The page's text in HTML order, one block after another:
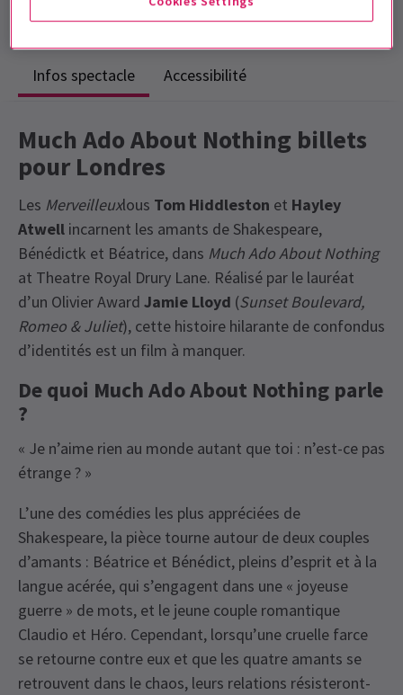
Les critiques considèrent fortement cette émission
Infos spectacle Accessibilité
Much Ado About Nothing billets
pour Londres
Les Merveilleuxlous Tom Hiddleston et Hayley
Atwell incarnent les amants de Shakespeare,
Bénédictk et Béatrice, dans Much Ado About Nothing
at Theatre Royal Drury Lane. Réalisé par le lauréat
d’un Olivier Award Jamie Lloyd (Sunset Boulevard,
Romeo & Juliet), cette histoire hilarante de confondus
d’identités est un film à manquer.
De quoi Much Ado About Nothing parle
?
« Je n’aime rien au monde autant que toi : n’est-ce pas
étrange ? »
L’une des comédies les plus appréciées de
Shakespeare, la pièce tourne autour de deux couples
d’amants : Béatrice et Bénédict, pleins d’esprit et à la
langue acérée, qui s’engagent dans une « joyeuse
guerre » de mots, et le jeune couple romantique
Claudio et Héro. Cependant, lorsqu’une cruelle farce
se retourne contre eux et que les quatre amants se
retrouvent dans le chaos, leurs relations résisteront-